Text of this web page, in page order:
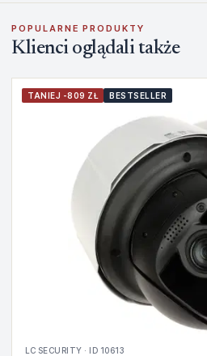
POPULARNE PRODUKTY
Klienci oglądali także
TANIEJ -809 ZŁ BESTSELLER
LC SECURITY · ID 10613